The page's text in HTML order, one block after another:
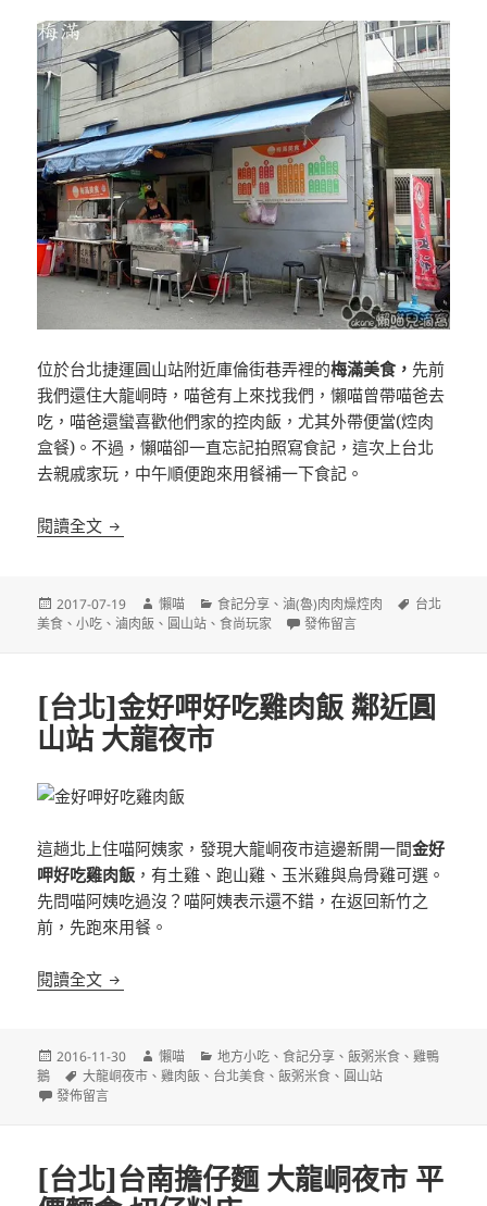
位於台北捷運圓山站附近庫倫街巷弄裡的梅滿美食， 先前
我們還住大龍峒時，喵爸有上來找我們，懶喵曾帶喵爸去
吃，喵爸還蠻喜歡他們家的控肉飯，尤其外帶便當(焢肉
盒餐)。不過，懶喵卻一直忘記拍照寫食記，這次上台北
去親戚家玩，中午順便跑來用餐補一下食記。
閱讀全文 [台北]梅滿美食 鄰近圓山站 小吃老店
發
佈
2017-07-19
作
者
懶喵
分
類
食記分享 、滷(魯)肉肉燥焢肉
標
台北
美食 、小吃 、滷肉飯 、 圓山站 、食尚玩家 在〈[台北]梅滿美食 鄰近圓山
發佈留言
[台北]金好呷好吃雞肉飯 鄰近圓
山站 大龍夜市
這趟北上住喵阿姨家，發現大龍峒夜市這邊新開一間金好
呷好吃雞肉飯 ，有土雞、跑山雞、玉米雞與烏骨雞可選。
先問喵阿姨吃過沒？喵阿姨表示還不錯，在返回新竹之
前，先跑來用餐。
閱讀全文 [台北]金好呷好吃雞肉飯 鄰近圓山站 大龍夜市
發
佈
日
2016-11-30
作
者
懶喵
分
類
地方小吃 、食記分享 、飯粥米食 、雞鴨
鵝
標
籤
大龍峒夜市 、雞肉飯 、 台北美食 、飯粥米食 、 圓山站
在〈[台北]金好呷好吃雞肉飯 鄰近圓山站 大龍夜市〉
發佈留言
[台北]台南擔仔麵 大龍峒夜市 平